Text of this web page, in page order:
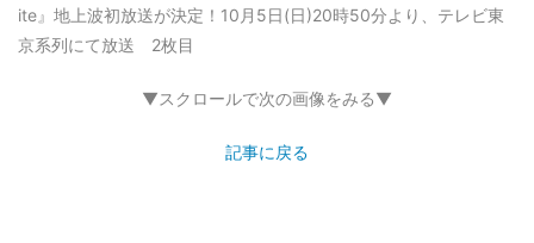
ite』地上波初放送が決定！10月5日(日)20時50分より、テレビ東
京系列にて放送 2枚目
▼スクロールで次の画像をみる▼
記事に戻る